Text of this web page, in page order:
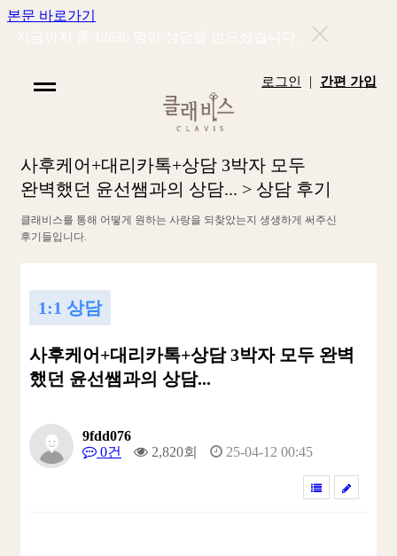
본문 바로가기
로그인 | 간편 가입
사후케 어 +대 리 카톡+상담 3박자 모두
완벽했 던 윤선쌤과의 상담... > 상담 후기
클래 비 스를 통해 어 떻게 원하는 사랑을 되 찾았는지 생생하게 써 주신
후기 들입 니 다.
1:1 상담
사후케어+대리카톡+상담 3박자 모두 완벽
했던 윤선쌤과의 상담...
9fdd076
0건
2,820회 25-04-12 00:45